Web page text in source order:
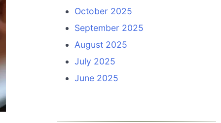
October 2025
September 2025
August 2025
July 2025
June 2025